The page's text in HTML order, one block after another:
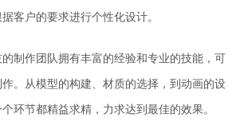
客户的要求进行个性化设计。
的制作团队拥有丰富的经验和专业的技能，可
。从模型的构建、材质的选择，到动画的设
环节都精益求精，力求达到最佳的效果。